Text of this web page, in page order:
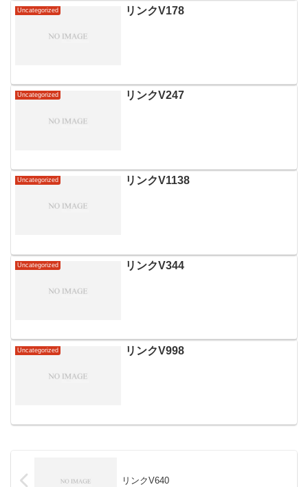
Uncategorized リンクV178
Uncategorized リンクV247
Uncategorized リンクV1138
Uncategorized リンクV344
Uncategorized リンクV998
リンクV640